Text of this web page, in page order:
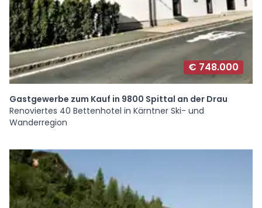
€ 748.000
Gastgewerbe zum Kauf in 9800 Spittal an der Drau
Renoviertes 40 Bettenhotel in Kärntner Ski- und
Wanderregion